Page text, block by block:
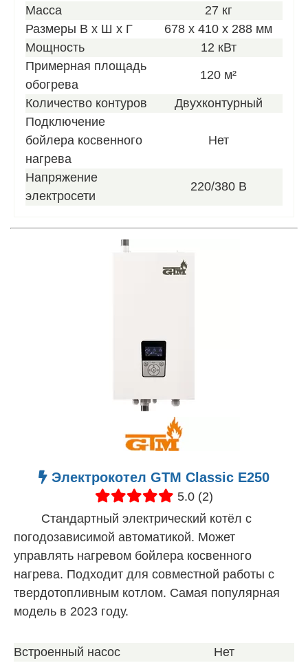
Масса
27 кг
Размеры В х Ш х Г
678 x 410 x 288 мм
Мощность
12 кВт
Примерная площадь
обогрева
120 м²
Количество контуров
Двухконтурный
Подключение
бойлера косвенного
нагрева
Нет
Напряжение
электросети
220/380 В
Электрокотел GTM Classic E250
5.0 (2)
Стандартный электрический котёл с
погодозависимой автоматикой. Может
управлять нагревом бойлера косвенного
нагрева. Подходит для совместной работы с
твердотопливным котлом. Самая популярная
модель в 2023 году.
Встроенный насос
Нет